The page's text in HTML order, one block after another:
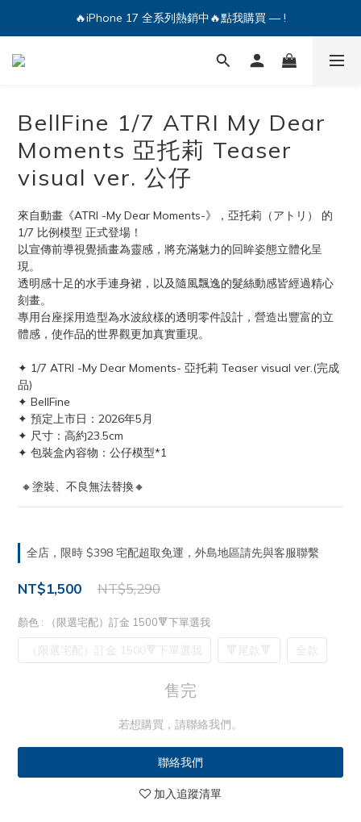
🔥iPhone 17 全系列熱銷中🔥點我購買 — !
🔥iPhone 17 全系列熱銷中🔥點我購買 — !
💕加入Q哥 Line 新好友領優惠券！🎫
BellFine 1/7 ATRI My Dear
Moments 亞托莉 Teaser
visual ver. 公仔
來自動畫《ATRI -My Dear Moments-》，亞托莉（アトリ） 的
1/7 比例模型 正式登場！
以宣傳前導視覺插畫為靈感，將充滿魅力的回眸姿態立體化呈
現。
透明感十足的水手連身裙，以及隨風飄逸的髮絲動感皆經過精心
刻畫。
專用台座採用造型為水波紋樣的透明零件設計，營造出豐富的立
體感，使作品的世界觀更加真實重現。
✦ 1/7 ATRI -My Dear Moments- 亞托莉 Teaser visual ver.(完成
品)
✦ BellFine
✦ 預定上市日：2026年5月
✦ 尺寸：高約23.5cm
✦ 包裝盒內容物：公仔模型*1
🔸塗裝、不良無法替換🔸
全店，限時 $398 宅配超取免運，外島地區請先與客服聯繫
NT$5,290
NT$1,500
顏色 : （限選宅配）訂金 1500🔻下單選我
（限選宅配）訂金 1500🔻下單選我 🔻尾款🔻 全款
售完
若想購買，請聯絡我們。
聯絡我們
加入追蹤清單